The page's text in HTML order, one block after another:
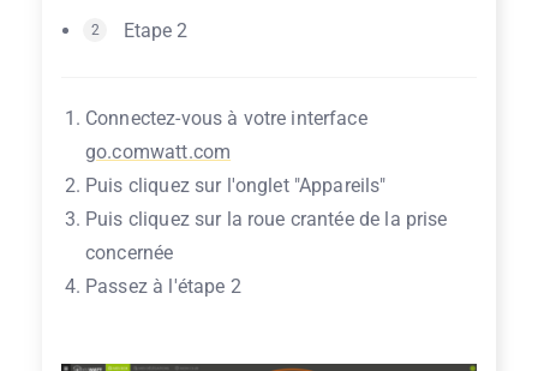
2 Etape 2
Connectez-vous à votre interface
go.comwatt.com
Puis cliquez sur l'onglet "Appareils"
Puis cliquez sur la roue crantée de la prise
concernée
Passez à l'étape 2